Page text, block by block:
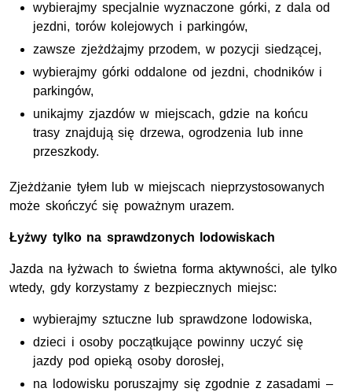
wybierajmy specjalnie wyznaczone górki, z dala od
jezdni, torów kolejowych i parkingów,
zawsze zjeżdżajmy przodem, w pozycji siedzącej,
wybierajmy górki oddalone od jezdni, chodników i
parkingów,
unikajmy zjazdów w miejscach, gdzie na końcu
trasy znajdują się drzewa, ogrodzenia lub inne
przeszkody.
Zjeżdżanie tyłem lub w miejscach nieprzystosowanych
może skończyć się poważnym urazem.
Łyżwy tylko na sprawdzonych lodowiskach
Jazda na łyżwach to świetna forma aktywności, ale tylko
wtedy, gdy korzystamy z bezpiecznych miejsc:
wybierajmy sztuczne lub sprawdzone lodowiska,
dzieci i osoby początkujące powinny uczyć się
jazdy pod opieką osoby dorosłej,
na lodowisku poruszajmy się zgodnie z zasadami –